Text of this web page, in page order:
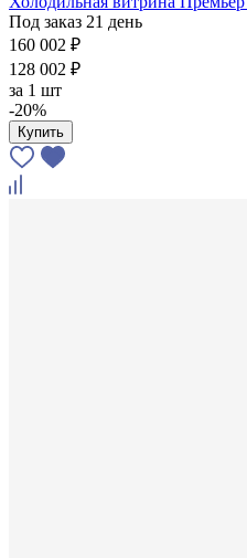
Под заказ 21 день
160 002 ₽
128 002 ₽
за 1 шт
-20%
Купить